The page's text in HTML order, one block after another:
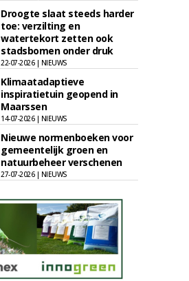
Droogte slaat steeds harder
toe: verzilting en
watertekort zetten ook
stadsbomen onder druk
22-07-2026 | NIEUWS
Klimaatadaptieve
inspiratietuin geopend in
Maarssen
14-07-2026 | NIEUWS
Nieuwe normenboeken voor
gemeentelijk groen en
natuurbeheer verschenen
27-07-2026 | NIEUWS